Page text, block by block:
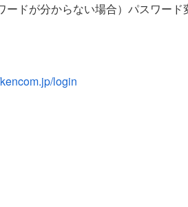
ドが分からない場合）パスワー
login